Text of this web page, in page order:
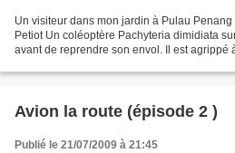
Un visiteur dans mon jardin à Pulau
Petiot Un coléoptère Pachyteria dimidiata
avant de reprendre son envol. Il est agrippé
Avion la route (épisode 2 )
Publié le 21/07/2009 à 21:45